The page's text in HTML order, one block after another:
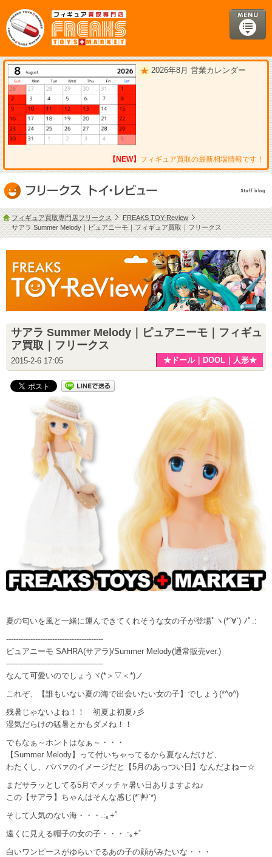
2026年8月 営業カレンダー
【NEW】 フィギュア買取の最新相場情報です！
フィギュア買取専門店フリークス
FREAKS TOY-Review
サアラ Summer Melody｜ピュアニーモ｜フィギュア買取｜フリークス
サアラ Summer Melody｜ピュアニーモ｜フィギュ
ア買取｜フリークス
2015-2-6 17:05 ★ドール｜DOOL｜人形★
夏の匂いを風と一緒に運んできてくれそうな女の子が登場ﾟヽ(*´∀`) ﾉﾟ.:
----------------------------------------
ピュアニーモ SAHRA(サアラ)/Summer Melody(通常販売ver.)
----------------------------------------
なんて可愛いのでしょうヾ(*＞▽＜*)ノ
これぞ、【誰もいない夏の海で出会いたい女の子】でしょう(*^o^)
残暑じゃないよね！！ 初夏よ初夏♪彡
湿気だらけの猛暑とかもダメね！！
でもなぁ～ホントはなぁ～・・・
【Summer Melody】って付いちゃってるから夏なんだけど、
わたくし、ババァのイメージだと【5月のあっつい日】なんだよねー☆
まだサラッとしてる5月でメッチャ暑い日ありますよね♪
この【サアラ】ちゃんはそんな感じ(*´艸`*)
そして人気のない海・・・.:｡+ﾟ
遠くに見える帽子の女の子・・・.:｡+ﾟ
白いワンピースがゆらいでるあの子の顔がみたいな・・・